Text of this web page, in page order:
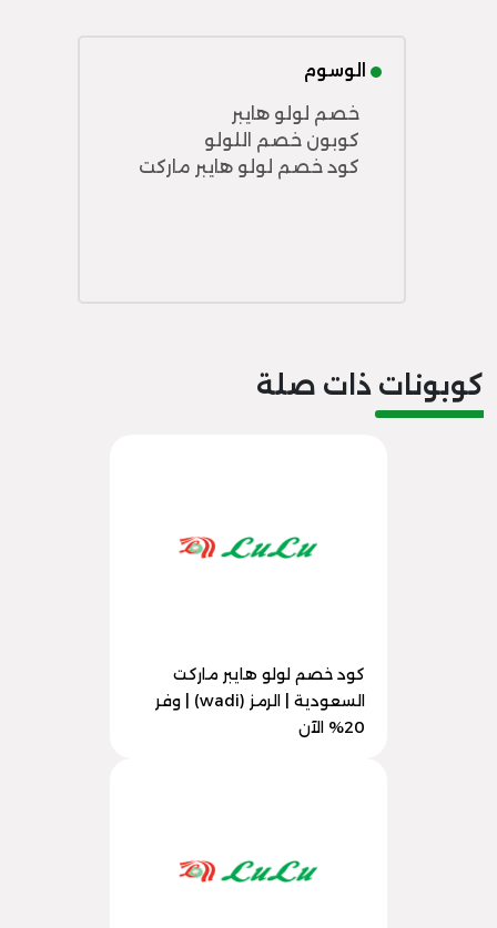
الوسوم
خصم لولو هايبر
كوبون خصم اللولو
كود خصم لولو هايبر ماركت
كوبونات ذات صلة
كود خصم لولو هايبر ماركت
السعودية | الرمز (wadi) | وفر
20% الآن